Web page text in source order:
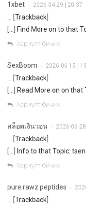
1xbet
• 2026-04-29 | 20:37
… [Trackback]
[…] Find More on to that
Хариулт бичих
SexBoom • 2026-06-15 |
… [Trackback]
[…] Read More on on
Хариулт бичих
สล็อตเงินวอน • 2026-06-
… [Trackback]
[…] Info to that Topic:
Хариулт бичих
pure rawz peptides •
… [Trackback]